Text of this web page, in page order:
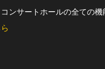
ンサートホールの全ての